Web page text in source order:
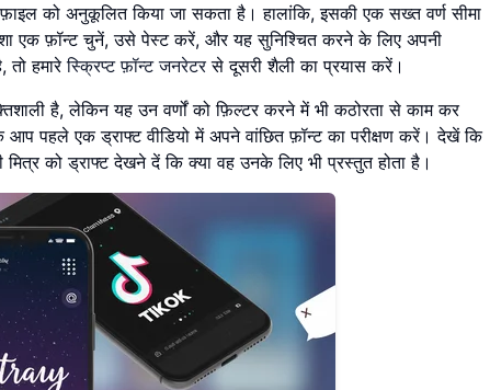
को अनुकूलित किया जा सकता है। हालांकि, इसकी एक सख्त वर्ण सीमा
एक फ़ॉन्ट चुनें, उसे पेस्ट करें, और यह सुनिश्चित करने के लिए अपनी
तो हमारेस्क्रिप्ट फ़ॉन्ट जनरेटरसे दूसरी शैली का प्रयास करें।
है, लेकिन यह उन वर्णों को फ़िल्टर करने में भी कठोरता से काम कर
पहले एक ड्राफ्ट वीडियो में अपने वांछित फ़ॉन्ट का परीक्षण करें। देखें कि
को ड्राफ्ट देखने दें कि क्या वह उनके लिए भी प्रस्तुत होता है।